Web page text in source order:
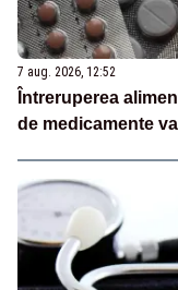
7 aug. 2026, 12:52
Întreruperea
de medicamente